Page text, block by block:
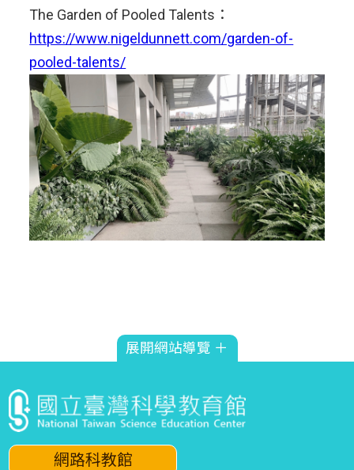
The Garden of Pooled Talents：
https://www.nigeldunnett.com/garden-of-
pooled-talents/
展開網站導覽 ＋
網路科教館